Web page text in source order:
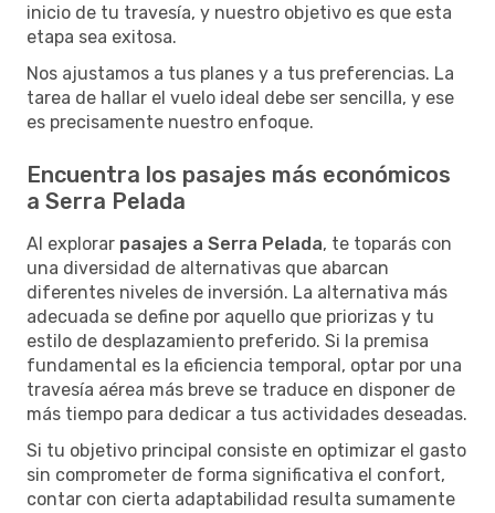
inicio de tu travesía, y nuestro objetivo es que esta
etapa sea exitosa.
Nos ajustamos a tus planes y a tus preferencias. La
tarea de hallar el vuelo ideal debe ser sencilla, y ese
es precisamente nuestro enfoque.
Encuentra los pasajes más económicos
a Serra Pelada
Al explorar pasajes a Serra Pelada, te toparás con
una diversidad de alternativas que abarcan
diferentes niveles de inversión. La alternativa más
adecuada se define por aquello que priorizas y tu
estilo de desplazamiento preferido. Si la premisa
fundamental es la eficiencia temporal, optar por una
travesía aérea más breve se traduce en disponer de
más tiempo para dedicar a tus actividades deseadas.
Si tu objetivo principal consiste en optimizar el gasto
sin comprometer de forma significativa el confort,
contar con cierta adaptabilidad resulta sumamente